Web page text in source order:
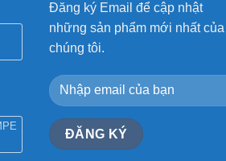
Đăng ký Email để cập nhật
những sản phẩm mới nhất của
chúng tôi.